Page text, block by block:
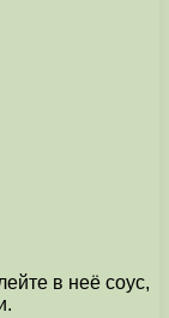
в неё соус,